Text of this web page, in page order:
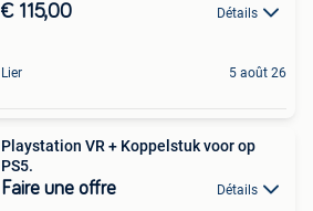
€ 115,00 Détails
Lier 5 août 26
Playstation VR + Koppelstuk voor op
PS5.
Faire une offre Détails